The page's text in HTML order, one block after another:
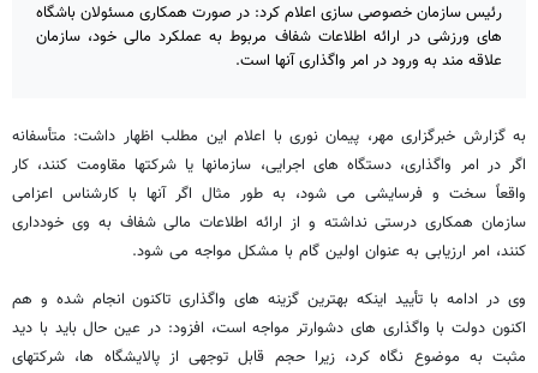
رئیس سازمان خصوصی سازی اعلام کرد: در صورت همکاری مسئولان باشگاه
های ورزشی در ارائه اطلاعات شفاف مربوط به عملکرد مالی خود، سازمان
علاقه مند به ورود در امر واگذاری آنها است.
به گزارش خبرگزاری مهر، پیمان نوری با اعلام این مطلب اظهار داشت: متأسفانه
اگر در امر واگذاری، دستگاه های اجرایی، سازمانها یا شرکتها مقاومت کنند، کار
واقعاً سخت و فرسایشی می شود، به طور مثال اگر آنها با کارشناس اعزامی
سازمان همکاری درستی نداشته و از ارائه اطلاعات مالی شفاف به وی خودداری
کنند، امر ارزیابی به عنوان اولین گام با مشکل مواجه می شود.
وی در ادامه با تأیید اینکه بهترین گزینه های واگذاری تاکنون انجام شده و هم
اکنون دولت با واگذاری های دشوارتر مواجه است، افزود: در عین حال باید با دید
مثبت به موضوع نگاه کرد، زیرا حجم قابل توجهی از پالایشگاه ها، شرکتهای